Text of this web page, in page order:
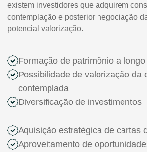
existem investidores que adquirem
contemplação e posterior negociação
potencial valorização.
Formação de patrimônio a
Possibilidade de valorização da
contemplada
Diversificação de investimentos
Aquisição estratégica de cartas
Aproveitamento de